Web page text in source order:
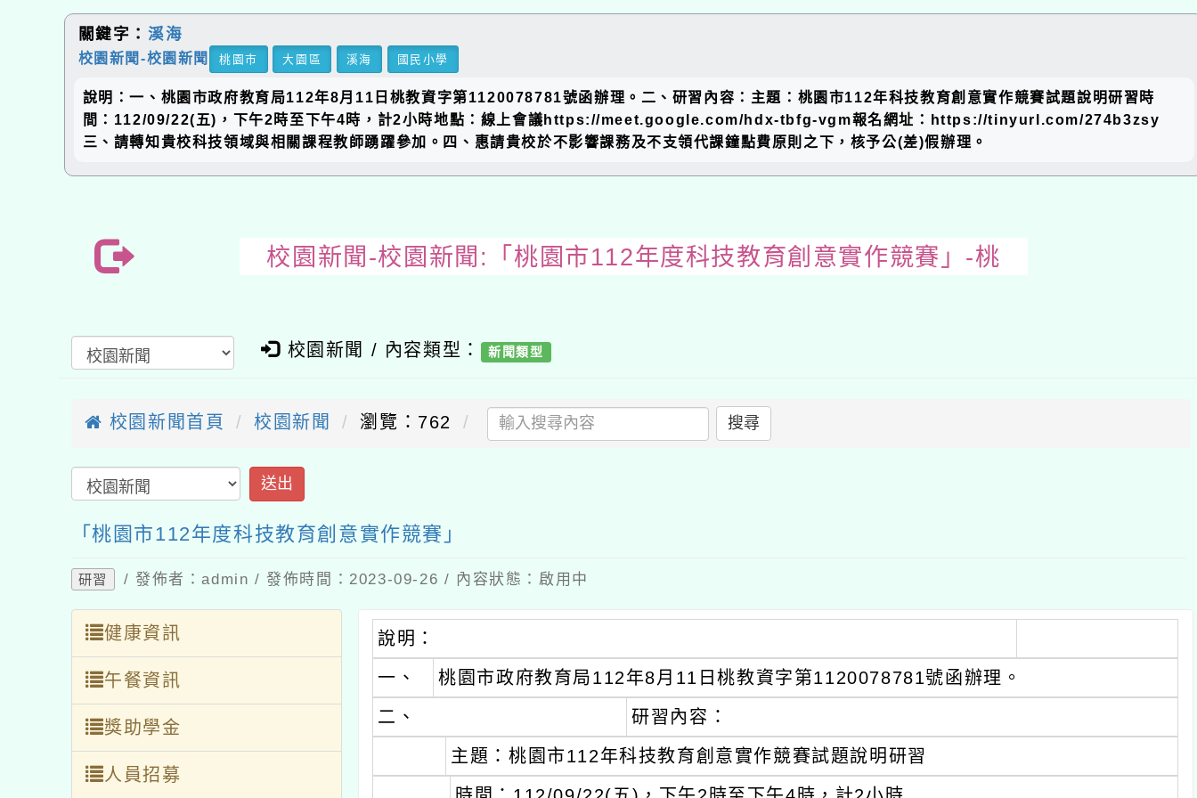
塊
關鍵字： 溪海
校園新聞-校園新聞 桃園市 大園區 溪海 國民小學
說明：一、桃園市政府教育局112年8月11日桃教資字第1120078781號函辦理。二、研習內容：主題：桃園市112年科技教育創意實作競賽試題說明研習時
間：112/09/22(五)，下午2時至下午4時，計2小時地點：線上會議https://meet.google.com/hdx-tbfg-vgm報名網址：https://tinyurl.com/274b3zsy
三、請轉知貴校科技領域與相關課程教師踴躍參加。四、惠請貴校於不影響課務及不支領代課鐘點費原則之下，核予公(差)假辦理。
校園新聞-校園新聞:「桃園市112年度科技教育創意實作競賽」-桃
校園新聞 / 內容類型： 新聞類型
校園新聞首頁 校園新聞 瀏覽：762 搜尋
送出
「桃園市112年度科技教育創意實作競賽」
研習 / 發佈者：admin / 發佈時間：2023-09-26 / 內容狀態：啟用中
健康資訊
午餐資訊
獎助學金
人員招募
說明：
一、
桃園市政府教育局112年8月11日桃教資字第1120078781號函辦理。
二、
研習內容：
主題：桃園市112年科技教育創意實作競賽試題說明研習